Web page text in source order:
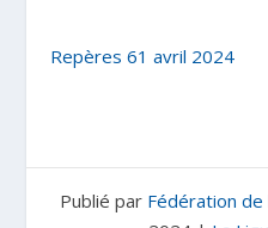
Repères 61 avril 2024
Publié par Fédération de